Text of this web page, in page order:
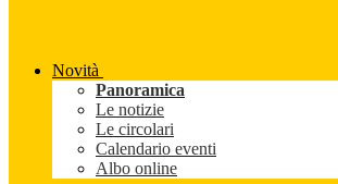
Novità
Panoramica
Le notizie
Le circolari
Calendario eventi
Albo online